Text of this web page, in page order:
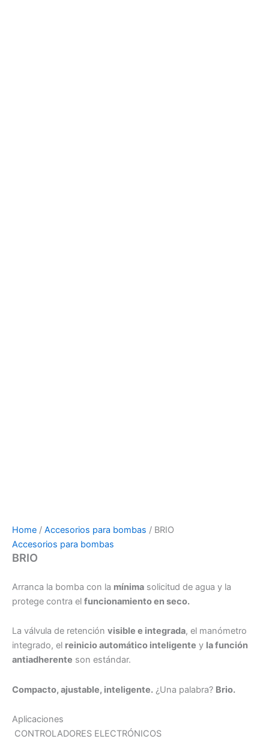
Home / Accesorios para bombas / BRIO
Accesorios para bombas
BRIO
Arranca la bomba con la mínima solicitud de agua y la
protege contra el funcionamiento en seco.
La válvula de retención visible e integrada, el manómetro
integrado, el reinicio automático inteligente y la función
antiadherente son estándar.
Compacto, ajustable, inteligente. ¿Una palabra? Brio.
Aplicaciones
CONTROLADORES ELECTRÓNICOS